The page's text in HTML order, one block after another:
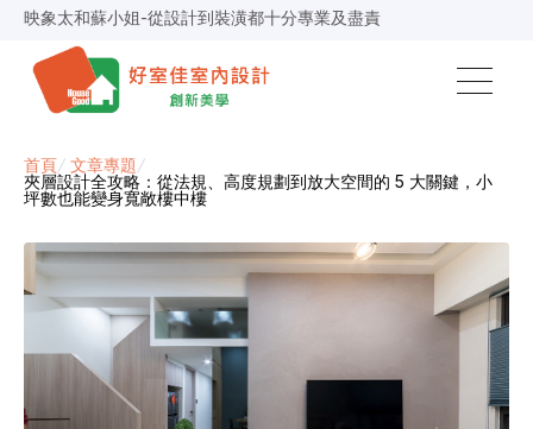
映象太和蘇小姐-從設計到裝潢都十分專業及盡責
超級F1歐小姐-設計跟材料的品質都很優質，建議實用
說明仔細流程順暢，注意施工上細節，施工團隊專業細心
毛胚屋裝修推薦，設計師與工務完美配合，效果非常滿意
春城越蔡先生-設計師溝通規劃完善，整體來說相當滿意
首頁/ 文章專題 /
夾層設計全攻略：從法規、高度規劃到放大空間的 5 大關鍵，小
坪數也能變身寬敞樓中樓